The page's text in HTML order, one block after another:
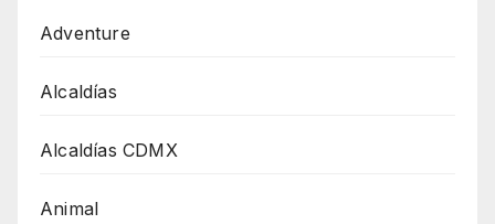
Adventure
Alcaldías
Alcaldías CDMX
Animal